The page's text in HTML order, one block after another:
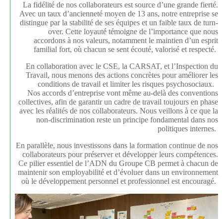
La fidélité de nos collaborateurs est source d’une grande fierté.
Avec un taux d’ancienneté moyen de 13 ans, notre entreprise se
distingue par la stabilité de ses équipes et un faible taux de turn-
over. Cette loyauté témoigne de l’importance que nous
accordons à nos valeurs, notamment le maintien d’un esprit
familial fort, où chacun se sent écouté, valorisé et respecté.
En collaboration avec le CSE, la CARSAT, et l’Inspection du
Travail, nous menons des actions concrètes pour améliorer les
conditions de travail et limiter les risques psychosociaux.
Nos accords d’entreprise vont même au-delà des conventions
collectives, afin de garantir un cadre de travail toujours en phase
avec les réalités de nos collaborateurs. Nous veillons à ce que la
non-discrimination reste un principe fondamental dans nos
politiques internes.
En parallèle, nous investissons dans la formation continue de nos
collaborateurs pour préserver et développer leurs compétences.
Ce pilier essentiel de l’ADN du Groupe CB permet à chacun de
maintenir son employabilité et d’évoluer dans un environnement
où le développement personnel et professionnel est encouragé.